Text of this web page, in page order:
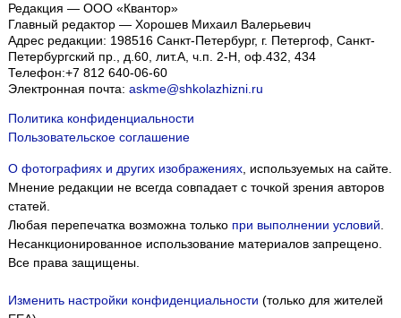
Редакция — ООО «Квантор»
Главный редактор — Хорошев Михаил Валерьевич
Адрес редакции: 198516 Санкт-Петербург, г. Петергоф, Санкт-
Петербургский пр., д.60, лит.А, ч.п. 2-Н, оф.432, 434
Телефон:+7 812 640-06-60
Электронная почта: askme@shkolazhizni.ru
Политика конфиденциальности
Пользовательское соглашение
О фотографиях и других изображениях, используемых на сайте.
Мнение редакции не всегда совпадает с точкой зрения авторов
статей.
Любая перепечатка возможна только при выполнении условий.
Несанкционированное использование материалов запрещено.
Все права защищены.
Изменить настройки конфиденциальности (только для жителей